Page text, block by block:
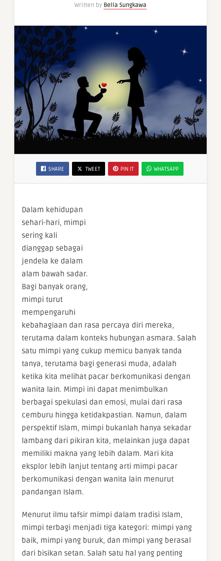
Written by Bella Sungkawa
SHARE TWEET PIN IT WHATSAPP
Dalam kehidupan
sehari-hari, mimpi
sering kali
dianggap sebagai
jendela ke dalam
alam bawah sadar.
Bagi banyak orang,
mimpi turut
mempengaruhi
kebahagiaan dan rasa percaya diri mereka,
terutama dalam konteks hubungan asmara. Salah
satu mimpi yang cukup memicu banyak tanda
tanya, terutama bagi generasi muda, adalah
ketika kita melihat pacar berkomunikasi dengan
wanita lain. Mimpi ini dapat menimbulkan
berbagai spekulasi dan emosi, mulai dari rasa
cemburu hingga ketidakpastian. Namun, dalam
perspektif Islam, mimpi bukanlah hanya sekadar
lambang dari pikiran kita, melainkan juga dapat
memiliki makna yang lebih dalam. Mari kita
eksplor lebih lanjut tentang arti mimpi pacar
berkomunikasi dengan wanita lain menurut
pandangan Islam.
Menurut ilmu tafsir mimpi dalam tradisi Islam,
mimpi terbagi menjadi tiga kategori: mimpi yang
baik, mimpi yang buruk, dan mimpi yang berasal
dari bisikan setan. Salah satu hal yang penting